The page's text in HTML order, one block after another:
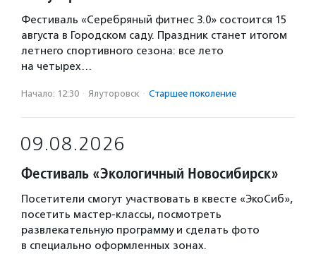
Фестиваль «Серебряный фитнес 3.0» состоится 15
августа в Городском саду. Праздник станет итогом
летнего спортивного сезона: все лето
на четырех…
Начало: 12:30 · Ялуторовск · Старшее поколение
09.08.2026
Фестиваль «Экологичный Новосибирск»
Посетители смогут участвовать в квесте «ЭкоСиб»,
посетить мастер-классы, посмотреть
развлекательную программу и сделать фото
в специально оформленных зонах.